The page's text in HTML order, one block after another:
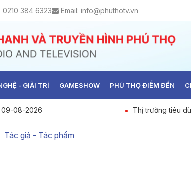
0210 384 6323 Email: info@phuthotv.vn
- GIẢI TRÍ GAMESHOW PHÚ THỌ ĐIỂM ĐẾN
09-08-2026 Thị trường tiêu
Tác giả - Tác phẩm